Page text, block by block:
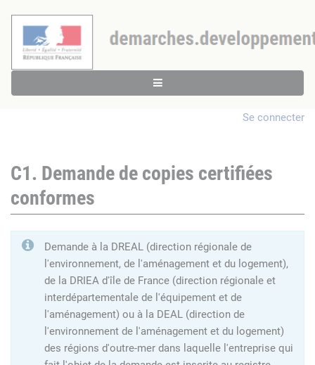
Se connecter
C1. Demande de copies certifiées
conformes
Demande à la DREAL (direction régionale de
l'environnement, de l'aménagement et du logement),
de la DRIEA d'île de France (direction régionale et
interdépartementale de l'équipement et de
l'aménagement) ou à la DEAL (direction de
l'environnement de l'aménagement et du logement)
des régions d'outre-mer dans laquelle l'entreprise qui